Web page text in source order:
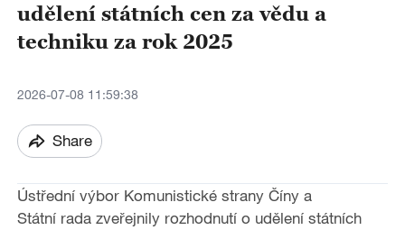
udělení státních cen za vědu a
techniku za rok 2025
2026-07-08 11:59:38
Share
Ústřední výbor Komunistické strany Číny a
Státní rada zveřejnily rozhodnutí o udělení státních